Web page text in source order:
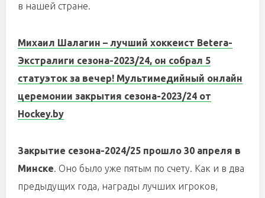
в нашей стране.
Михаил Шалагин – лучший хоккеист Betera-
Экстралиги сезона-2023/24, он собрал 5
статуэток за вечер! Мультимедийный онлайн
церемонии закрытия сезона-2023/24 от
Hockey.by
Закрытие сезона-2024/25 прошло 30 апреля в
Минске. Оно было уже пятым по счету. Как и в два
предыдущих года, награды лучших игроков,